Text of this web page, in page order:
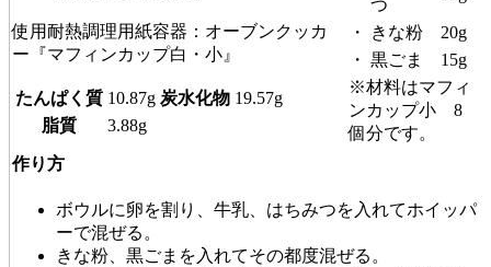
使用耐熱調理用紙容器：オーブンクッカ
ー『マフィンカップ白・小』
たんぱく質 10.87g 炭水化物 19.57g
脂質
3.88g
つ
・ きな粉
20g
・ 黒ごま
15g
※材料はマフィ
ンカップ小 8
個分です。
作り方
ボウルに卵を割り、牛乳、はちみつを入れてホイッパ
ーで混ぜる。
きな粉、黒ごまを入れてその都度混ぜる。